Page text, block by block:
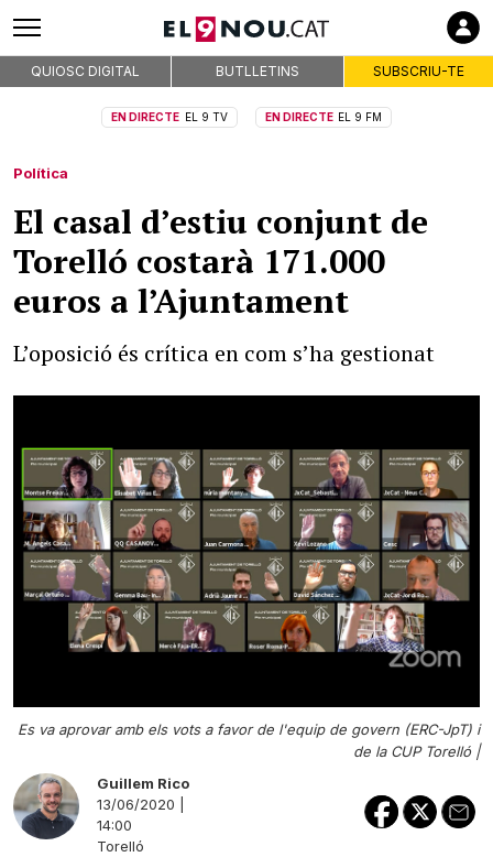
QUIOSC DIGITAL BUTLLETINS SUBSCRIU-TE
EN DIRECTE EL 9 TV EN DIRECTE EL 9 FM
Política
El casal d’estiu conjunt de
Torelló costarà 171.000
euros a l’Ajuntament
L’oposició és crítica en com s’ha gestionat
Es va aprovar amb els vots a favor de l'equip de govern (ERC-JpT) i
de la CUP Torelló |
Guillem Rico
13/06/2020 |
14:00
Torelló